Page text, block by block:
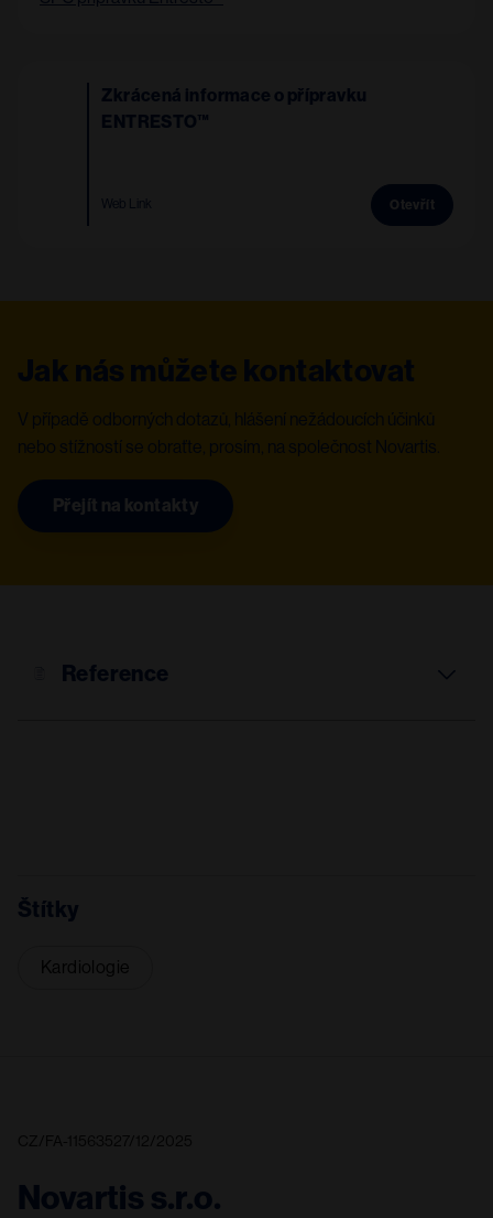
Zkrácená informace o přípravku
ENTRESTO™
Web Link Otevřít
Jak nás můžete kontaktovat
V případě odborných dotazů, hlášení nežádoucích účinků
nebo stížností se obraťte, prosím, na společnost Novartis.
Přejít na kontakty
Reference
Štítky
Kardiologie
Novartis s.r.o.